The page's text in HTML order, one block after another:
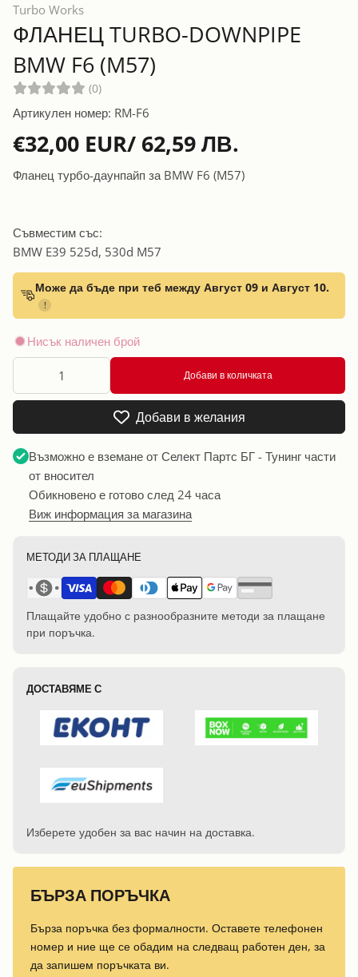
Turbo Works
ФЛАНЕЦ TURBO-DOWNPIPE
BMW F6 (M57)
(0)
Артикулен номер: RM-F6
€32,00 EUR/ 62,59 ЛВ.
Фланец турбо-даунпайп за BMW F6 (M57)
Съвместим със:
BMW E39 525d, 530d M57
Може да бъде при теб между Август 09 и Август 10.
!
Нисък наличен брой
Добави в количката
Добави в желания
Възможно е вземане отСелект Партс БГ - Тунинг части
от вносител
Обикновено е готово след 24 часа
Виж информация за магазина
МЕТОДИ ЗА ПЛАЩАНЕ
Плащайте удобно с разнообразните методи за плащане
при поръчка.
ДОСТАВЯМЕ С
Изберете удобен за вас начин на доставка.
БЪРЗА ПОРЪЧКА
Бърза поръчка без формалности. Оставете телефонен
номер и ние ще се обадим на следващ работен ден, за
да запишем поръчката ви.